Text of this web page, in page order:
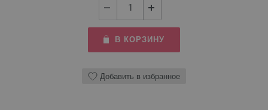
В КОРЗИНУ
Добавить в избранное